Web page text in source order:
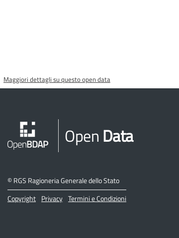
Maggiori dettagli su questo open data
Open Data
©RGS Ragioneria Generale dello Stato
Copyright Privacy Termini e Condizioni